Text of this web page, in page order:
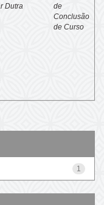
Dutra
de
Conclusão
de Curso
1